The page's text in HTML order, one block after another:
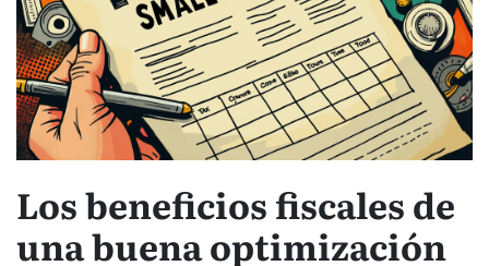
Los beneficios fiscales de
una buena optimización